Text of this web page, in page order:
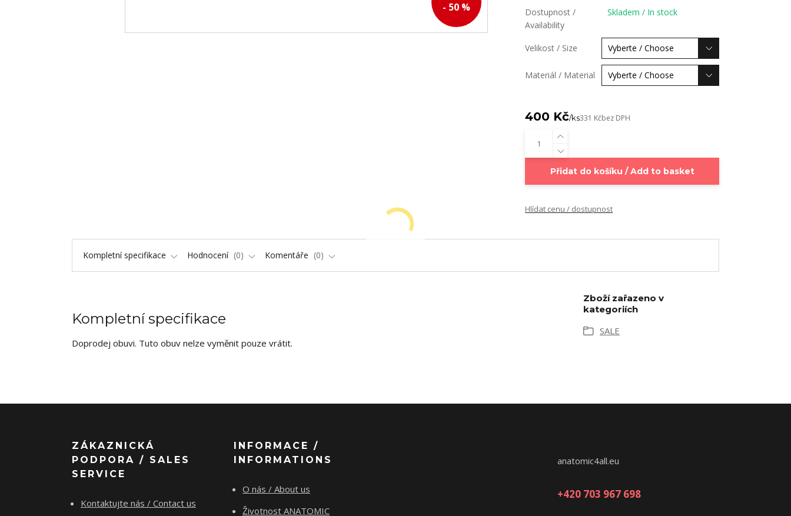
- 50 %
Dostupnost /
Availability
Skladem / In stock
Velikost / Size
Materiál / Material
400 Kč/ks331 Kčbez DPH
Přidat do košíku / Add to basket
Hlídat cenu / dostupnost
Kompletní specifikace Hodnocení 0 Komentáře 0
Kompletní specifikace
Doprodej obuvi. Tuto obuv nelze vyměnit pouze vrátit.
Zboží zařazeno v
kategoriích
SALE
ZÁKAZNICKÁ
PODPORA / SALES
SERVICE
Kontaktujte nás / Contact us
INFORMACE /
INFORMATIONS
O nás / About us
Životnost ANATOMIC
anatomic4all.eu
+420 703 967 698